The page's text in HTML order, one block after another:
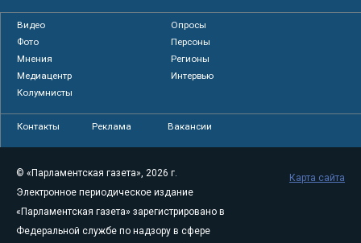
Видео
Опросы
Фото
Персоны
Мнения
Регионы
Медиацентр
Интервью
Колумнисты
Контакты Реклама Вакансии
© «Парламентская газета», 2026 г.
Электронное периодическое издание
«Парламентская газета» зарегистрировано в
Федеральной службе по надзору в сфере
Карта сайта